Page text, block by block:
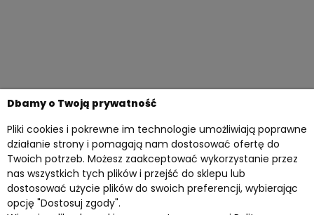
Dbamy o Twoją prywatność
Pliki cookies i pokrewne im technologie umożliwiają poprawne
działanie strony i pomagają nam dostosować ofertę do
Twoich potrzeb. Możesz zaakceptować wykorzystanie przez
nas wszystkich tych plików i przejść do sklepu lub
dostosować użycie plików do swoich preferencji, wybierając
opcję "Dostosuj zgody".